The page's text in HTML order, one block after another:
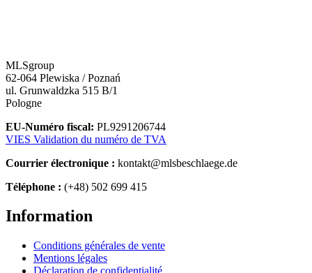
MLSgroup
62-064 Plewiska / Poznań
ul. Grunwaldzka 515 B/1
Pologne
EU-Numéro fiscal: PL9291206744
VIES Validation du numéro de TVA
Courrier électronique : kontakt@mlsbeschlaege.de
Téléphone : (+48) 502 699 415
Information
Conditions générales de vente
Mentions légales